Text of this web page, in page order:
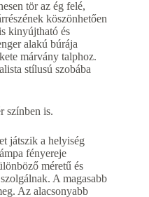
tör az ég felé,
köszönhetően
kinyújtható és
alakú búrája
márvány talphoz.
stílusú szobába
színben is.
játszik a helyiség
fényereje
méretű és
A magasabb
Az alacsonyabb